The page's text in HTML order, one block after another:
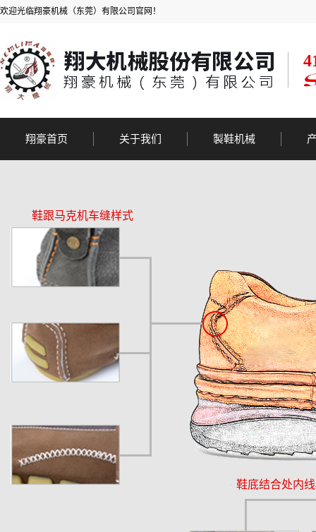
欢迎光临翔豪机械（东莞）有限公司官网！
翔豪首页 关于我们
公司荣誉
製鞋机械
鞋跟马克机车缝样式
鞋底结合处内